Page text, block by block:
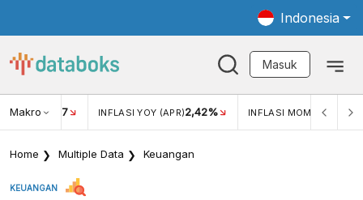
Indonesia
Masuk
Makro
USD/IDR 17 INFLASI YOY (APR)2,42% INFLASI MOM (MAR)
Home Multiple Data Keuangan
KEUANGAN